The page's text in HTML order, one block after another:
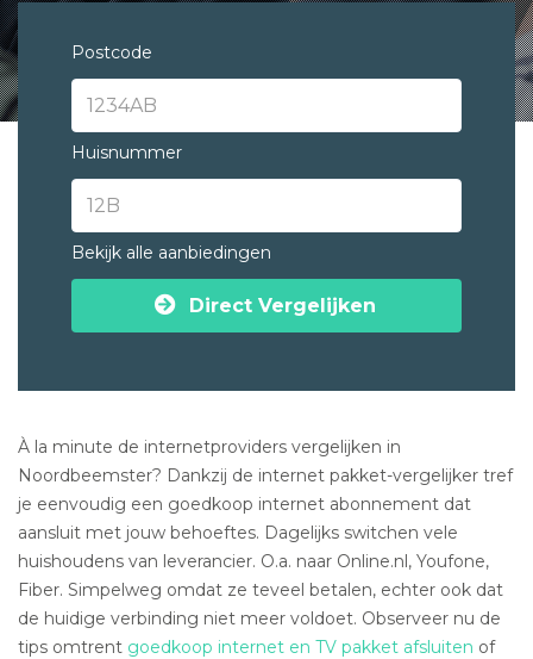
Postcode
Huisnummer
Bekijk alle aanbiedingen
Direct Vergelijken
À la minute de internetproviders vergelijken in
Noordbeemster? Dankzij de internet pakket-vergelijker tref
je eenvoudig een goedkoop internet abonnement dat
aansluit met jouw behoeftes. Dagelijks switchen vele
huishoudens van leverancier. O.a. naar Online.nl, Youfone,
Fiber. Simpelweg omdat ze teveel betalen, echter ook dat
de huidige verbinding niet meer voldoet. Observeer nu de
tips omtrent goedkoop internet en TV pakket afsluiten of